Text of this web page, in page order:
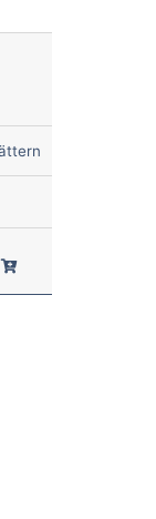
In den Warenkorb